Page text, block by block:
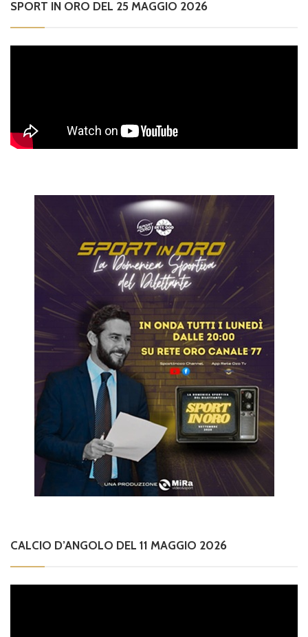
SPORT IN ORO DEL 25 MAGGIO 2026
CALCIO D’ANGOLO DEL 11 MAGGIO 2026